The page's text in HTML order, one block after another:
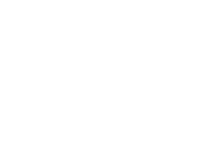
caer en el lenguaje estéril
de nuestra conflictiva
el camino sinodal. El
es orgánico y ecológico
Es más como plantar
ganar una batalla”,